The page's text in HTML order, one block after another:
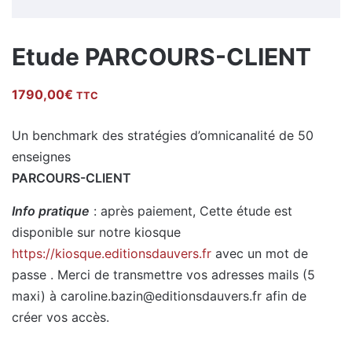
Etude PARCOURS-CLIENT
1790,00€ TTC
Un benchmark des stratégies d’omnicanalité de 50
enseignes
PARCOURS-CLIENT
Info pratique : après paiement, Cette étude est
disponible sur notre kiosque
https://kiosque.editionsdauvers.fr avec un mot de
passe . Merci de transmettre vos adresses mails (5
maxi) à caroline.bazin@editionsdauvers.fr afin de
créer vos accès.